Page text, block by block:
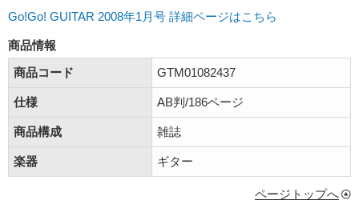
Go!Go! GUITAR 2008年1月号 詳細ページはこちら
商品情報
商品コード
GTM01082437
仕様 AB判/186ページ
商品構成 雑誌
楽器 ギター
ページトップへ